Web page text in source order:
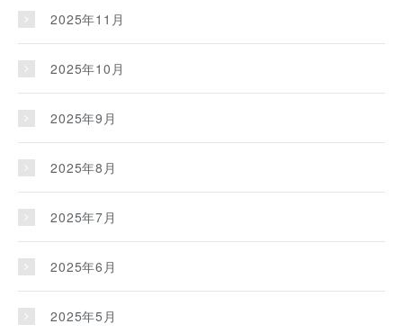
2025年11月
2025年10月
2025年9月
2025年8月
2025年7月
2025年6月
2025年5月